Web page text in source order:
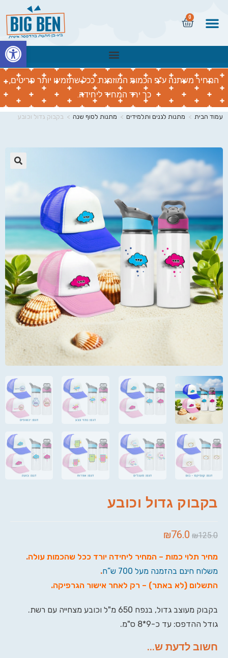
0
המחיר משתנה ע"פ הכמות המוזמנת. ככל שתזמינו יותר פריטים,
כך ירד המחיר ליחידה.
עמוד הבית > מתנות לגנים ותלמידים > מתנות לסוף שנה > בקבוק גדול וכובע
בקבוק גדול וכובע
₪125.0
₪76.0
מחיר תלוי כמות – המחיר ליחידה יורד ככל שהכמות עולה.
משלוח חינם בהזמנה מעל 700 ש”ח
.
התשלום (לא באתר) – רק לאחר אישור הגרפיקה.
בקבוק מעוצב גדול, בנפח 650 מ"ל וכובע מצחייה עם רשת.
גודל ההדפס: עד כ-9*8 ס"מ.
חשוב לדעת ש...